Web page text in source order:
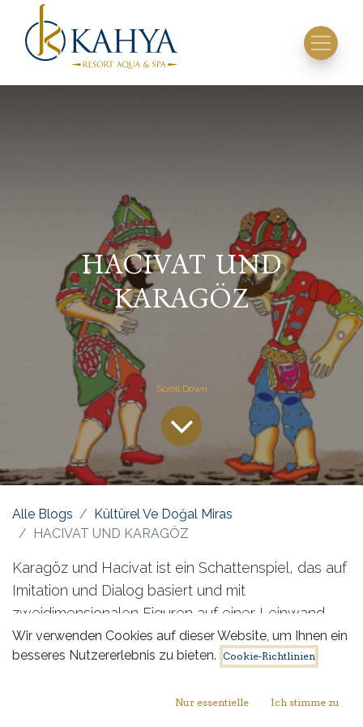
HACIVAT UND
KARAGÖZ
Alle Blogs
Kültürel Ve Doğal Miras
HACIVAT UND KARAGÖZ
Karagöz und Hacivat ist ein Schattenspiel, das auf
Imitation und Dialog basiert und mit
zweidimensionalen Figuren auf einer Leinwand
aufgeführt wird. Der Puppenspieler wird "hayali"
genannt. Die Kopfbewegungen der Figuren
Figuren wirklich existierten, ist unklar und basiert
Wir verwenden Cookies auf dieser Website, um Ihnen ein
besseres Nutzererlebnis zu bieten. Cookie-Richtlinien
Nur essentielle Ich stimme zu